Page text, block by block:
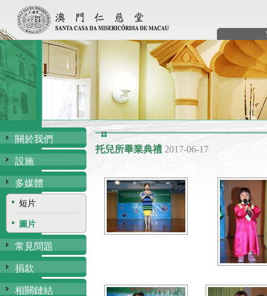
關於我們
設施
多媒體
短片
圖片
常見問題
捐款
相關鏈結
托兒所畢業典禮 2017-06-17